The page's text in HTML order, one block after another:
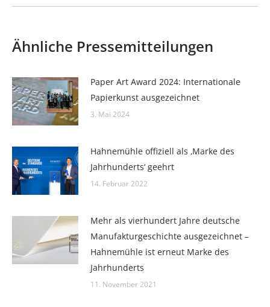
Ähnliche Pressemitteilungen
Paper Art Award 2024: Internationale
Papierkunst ausgezeichnet
3. Mai 2024
Hahnemühle offiziell als ‚Marke des
Jahrhunderts‘ geehrt
14. Februar 2022
Mehr als vierhundert Jahre deutsche
Manufakturgeschichte ausgezeichnet –
Hahnemühle ist erneut Marke des
Jahrhunderts
11. November 2021